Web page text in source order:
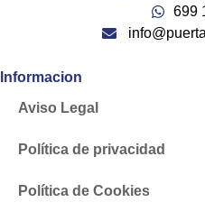
699
Informacion
Aviso Legal
Política de privacidad
Política de Cookies